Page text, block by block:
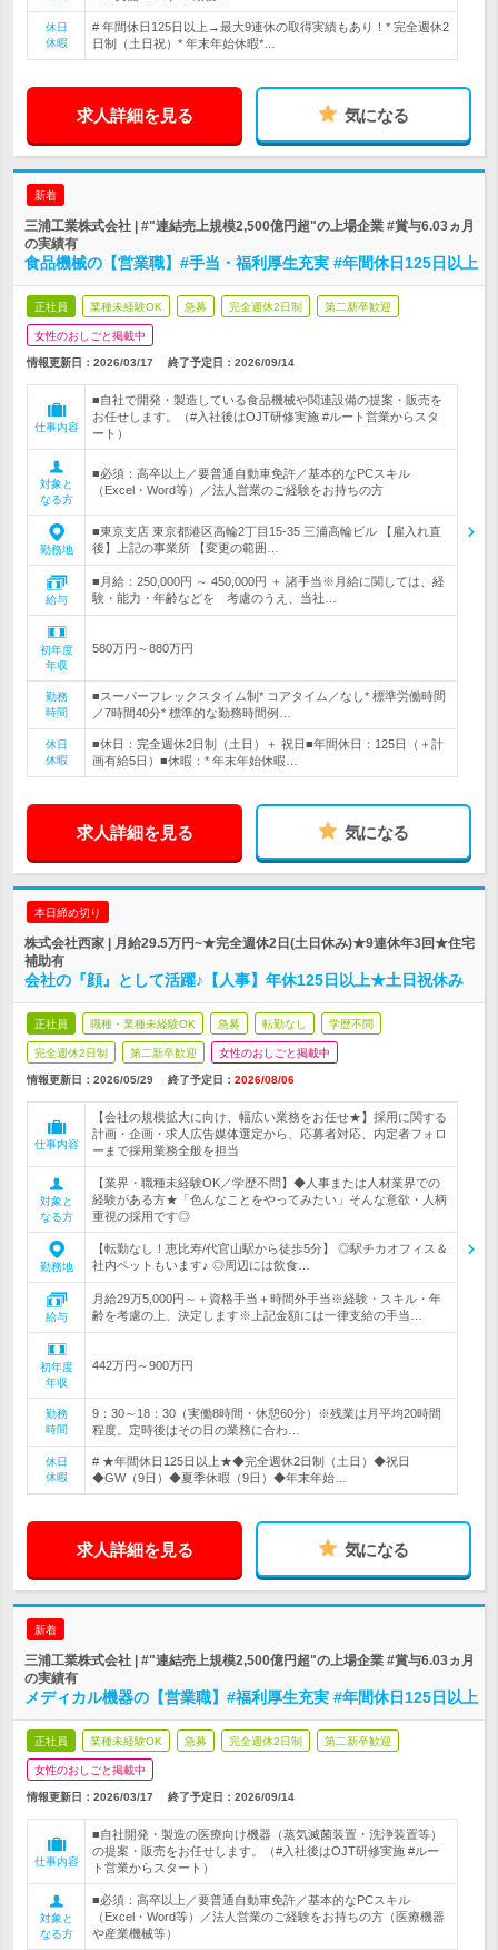
休日
休暇
# 年間休日125日以上→最大9連休の取得実績もあり！* 完全週休2
日制（土日祝）* 年末年始休暇*…
求人詳細を見る 気になる
新着
三浦工業株式会社 | #"連結売上規模2,500億円超"の上場企業 #賞与6.03ヵ月
の実績有
食品機械の【営業職】#手当・福利厚生充実 #年間休日125日以上
正社員 業種未経験OK 急募 完全週休2日制 第二新卒歓迎
女性のおしごと掲載中
情報更新日：2026/03/17 終了予定日： 2026/09/14
仕事内容
■自社で開発・製造している食品機械や関連設備の提案・販売を
お任せします。（#入社後はOJT研修実施 #ルート営業からスタ
ート）
対象と
なる方
■必須：高卒以上／要普通自動車免許／基本的なPCスキル
（Excel・Word等）／法人営業のご経験をお持ちの方
勤務地
■東京支店 東京都港区高輪2丁目15-35 三浦高輪ビル 【雇入れ直
後】上記の事業所 【変更の範囲…
給与
■月給：250,000円 ～ 450,000円 ＋ 諸手当※月給に関しては、経
験・能力・年齢などを 考慮のうえ、当社…
初年度
年収
580万円～880万円
勤務
時間
■スーパーフレックスタイム制* コアタイム／なし* 標準労働時間
／7時間40分* 標準的な勤務時間例…
休日
休暇
■休日：完全週休2日制（土日）＋ 祝日■年間休日：125日（＋計
画有給5日）■休暇：* 年末年始休暇…
求人詳細を見る 気になる
本日締め切り
株式会社西家 | 月給29.5万円~★完全週休2日(土日休み)★9連休年3回★住宅
補助有
会社の『顔』として活躍♪【人事】年休125日以上★土日祝休み
正社員 職種・業種未経験OK 急募 転勤なし 学歴不問
完全週休2日制 第二新卒歓迎 女性のおしごと掲載中
情報更新日：2026/05/29 終了予定日： 2026/08/06
仕事内容
【会社の規模拡大に向け、幅広い業務をお任せ★】採用に関する
計画・企画・求人広告媒体選定から、応募者対応、内定者フォロ
ーまで採用業務全般を担当
対象と
なる方
【業界・職種未経験OK／学歴不問】◆人事または人材業界での
経験がある方★「色んなことをやってみたい」そんな意欲・人柄
重視の採用です◎
勤務地
【転勤なし！恵比寿/代官山駅から徒歩5分】 ◎駅チカオフィス＆
社内ペットもいます♪ ◎周辺には飲食…
給与
月給29万5,000円～＋資格手当＋時間外手当※経験・スキル・年
齢を考慮の上、決定します※上記金額には一律支給の手当…
初年度
年収
442万円～900万円
勤務
時間
9：30～18：30（実働8時間・休憩60分）※残業は月平均20時間
程度。定時後はその日の業務に合わ…
休日
休暇
# ★年間休日125日以上★◆完全週休2日制（土日）◆祝日
◆GW（9日）◆夏季休暇（9日）◆年末年始…
求人詳細を見る 気になる
新着
三浦工業株式会社 | #"連結売上規模2,500億円超"の上場企業 #賞与6.03ヵ月
の実績有
メディカル機器の【営業職】#福利厚生充実 #年間休日125日以上
正社員 業種未経験OK 急募 完全週休2日制 第二新卒歓迎
女性のおしごと掲載中
情報更新日：2026/03/17 終了予定日： 2026/09/14
仕事内容
■自社開発・製造の医療向け機器（蒸気滅菌装置・洗浄装置等）
の提案・販売をお任せします。（#入社後はOJT研修実施 #ルー
ト営業からスタート）
対象と
なる方
■必須：高卒以上／要普通自動車免許／基本的なPCスキル
（Excel・Word等）／法人営業のご経験をお持ちの方（医療機器
や産業機械等）